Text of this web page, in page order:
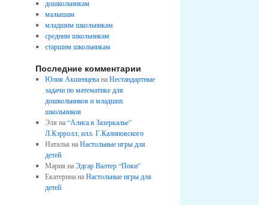
дошкольникам
малышам
младшим школьникам
средним школьникам
старшим школьникам
Последние комментарии
Юлия АкшенцеванаНестандартные
задачи по математике для
дошкольников и младших
школьников
Эля на“Алиса в Зазеркалье”
Л.Кэрролл, илл. Г.Калиновского
Наталья наНастольные игры для
детей
Мария наЭдгар Валтер “Поки”
Екатерина наНастольные игры для
детей